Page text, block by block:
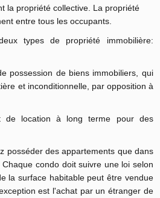
la propriété collective. La propriété
entre tous les occupants.
types de propriété immobilière:
possession de biens immobiliers, qui
et inconditionnelle, par opposition à
de location à long terme pour des
posséder des appartements que dans
condo doit suivre une loi selon
la surface habitable peut être vendue
est l'achat par un étranger de